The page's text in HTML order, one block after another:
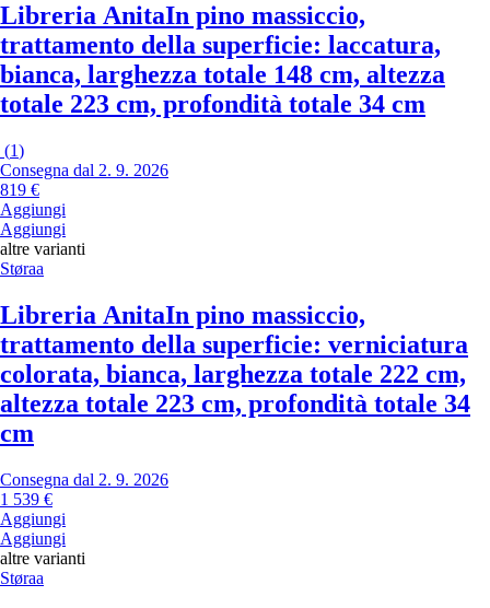
Libreria AnitaIn pino massiccio,
trattamento della superficie: laccatura,
bianca, larghezza totale 148 cm, altezza
totale 223 cm, profondità totale 34 cm
(1)
Consegna dal 2. 9. 2026
819 €
Aggiungi
Aggiungi
altre varianti
Støraa
Libreria AnitaIn pino massiccio,
trattamento della superficie: verniciatura
colorata, bianca, larghezza totale 222 cm,
altezza totale 223 cm, profondità totale 34
cm
Consegna dal 2. 9. 2026
1 539 €
Aggiungi
Aggiungi
altre varianti
Støraa